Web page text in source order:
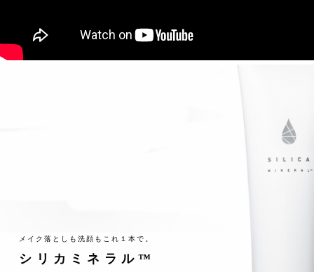
メイク落としも洗顔もこれ１本で。
シリカミネラル™